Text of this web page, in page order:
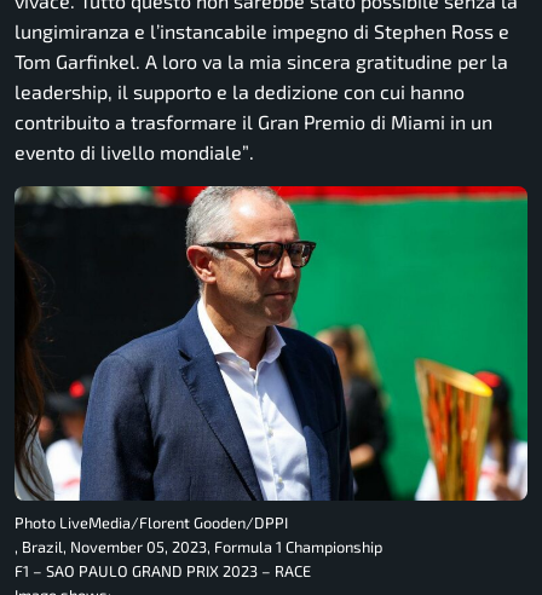
lungimiranza e l’instancabile impegno di Stephen Ross e
Tom Garfinkel. A loro va la mia sincera gratitudine per la
leadership, il supporto e la dedizione con cui hanno
contribuito a trasformare il Gran Premio di Miami in un
evento di livello mondiale”
Photo LiveMedia/Florent Gooden/DPPI
, Brazil, November 05, 2023, Formula 1 Championship
F1 – SAO PAULO GRAND PRIX 2023 – RACE